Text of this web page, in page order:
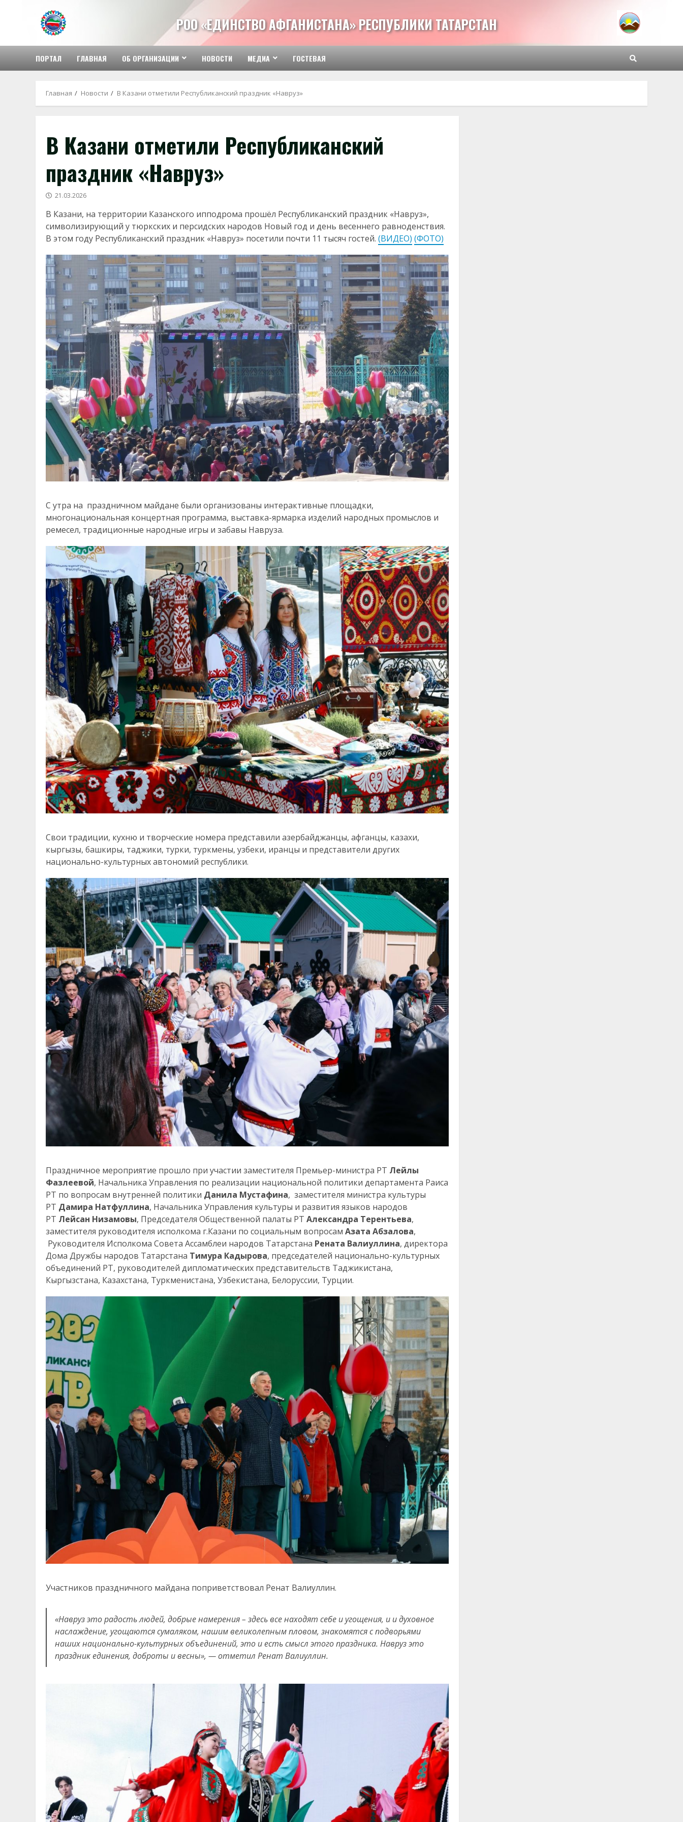
содержимому
РОО «ЕДИНСТВО АФГАНИСТАНА» РЕСПУБЛИКИ ТАТАРСТАН
ПОРТАЛ ГЛАВНАЯ ОБ ОРГАНИЗАЦИИ НОВОСТИ МЕДИА ГОСТЕВАЯ
Главная Новости В Казани отметили Республиканский праздник «Навруз»
В Казани отметили Республиканский
праздник «Навруз»
21.03.2026
В Казани, на территории Казанского ипподрома прошёл Республиканский праздник «Навруз»,
символизирующий у тюркских и персидских народов Новый год и день весеннего равноденствия.
В этом году Республиканский праздник «Навруз» посетили почти 11 тысяч гостей. (ВИДЕО) (ФОТО)
С утра на праздничном майдане были организованы интерактивные площадки,
многонациональная концертная программа, выставка-ярмарка изделий народных промыслов и
ремесел, традиционные народные игры и забавы Навруза.
Свои традиции, кухню и творческие номера представили азербайджанцы, афганцы, казахи,
кыргызы, башкиры, таджики, турки, туркмены, узбеки, иранцы и представители других
национально-культурных автономий республики.
Праздничное мероприятие прошло при участии заместителя Премьер-министра РТ Лейлы
Фазлеевой, Начальника Управления по реализации национальной политики департамента Раиса
РТ по вопросам внутренней политики Данила Мустафина, заместителя министра культуры
РТ Дамира Натфуллина, Начальника Управления культуры и развития языков народов
РТ Лейсан Низамовы, Председателя Общественной палаты РТ Александра Терентьева,
заместителя руководителя исполкома г.Казани по социальным вопросам Азата Абзалова,
Руководителя Исполкома Совета Ассамблеи народов Татарстана Рената Валиуллина, директора
Дома Дружбы народов Татарстана Тимура Кадырова, председателей национально-культурных
объединений РТ, руководителей дипломатических представительств Таджикистана,
Кыргызстана, Казахстана, Туркменистана, Узбекистана, Белоруссии, Турции.
Участников праздничного майдана поприветствовал Ренат Валиуллин.
«Навруз это радость людей, добрые намерения – здесь все находят себе и угощения, и и духовное
наслаждение, угощаются сумаляком, нашим великолепным пловом, знакомятся с подворьями
наших национально-культурных объединений, это и есть смысл этого праздника. Навруз это
праздник единения, доброты и весны», — отметил Ренат Валиуллин.